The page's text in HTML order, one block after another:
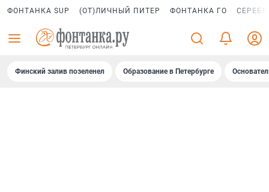
ФОНТАНКА SUP (ОТ)ЛИЧНЫЙ ПИТЕР ФОНТАНКА ГО
Финский залив позеленел Образование в Петербурге